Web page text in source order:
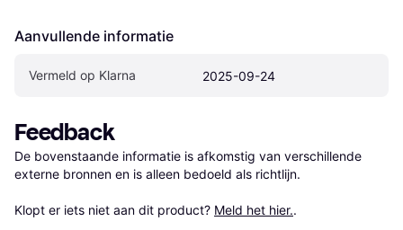
Aanvullende informatie
Vermeld op Klarna 2025-09-24
Feedback
De bovenstaande informatie is afkomstig van verschillende
externe bronnen en is alleen bedoeld als richtlijn.
Klopt er iets niet aan dit product? Meld het hier..